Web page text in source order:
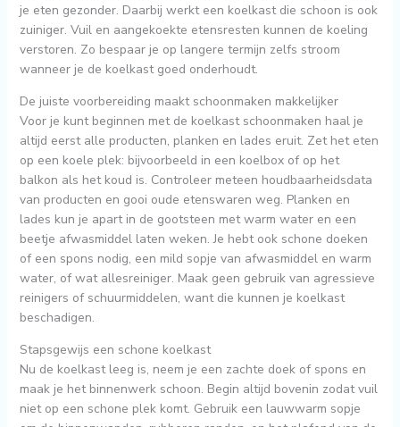
je eten gezonder. Daarbij werkt een koelkast die schoon is ook
zuiniger. Vuil en aangekoekte etensresten kunnen de koeling
verstoren. Zo bespaar je op langere termijn zelfs stroom
wanneer je de koelkast goed onderhoudt.
De juiste voorbereiding maakt schoonmaken makkelijker
Voor je kunt beginnen met de koelkast schoonmaken haal je
altijd eerst alle producten, planken en lades eruit. Zet het eten
op een koele plek: bijvoorbeeld in een koelbox of op het
balkon als het koud is. Controleer meteen houdbaarheidsdata
van producten en gooi oude etenswaren weg. Planken en
lades kun je apart in de gootsteen met warm water en een
beetje afwasmiddel laten weken. Je hebt ook schone doeken
of een spons nodig, een mild sopje van afwasmiddel en warm
water, of wat allesreiniger. Maak geen gebruik van agressieve
reinigers of schuurmiddelen, want die kunnen je koelkast
beschadigen.
Stapsgewijs een schone koelkast
Nu de koelkast leeg is, neem je een zachte doek of spons en
maak je het binnenwerk schoon. Begin altijd bovenin zodat vuil
niet op een schone plek komt. Gebruik een lauwwarm sopje